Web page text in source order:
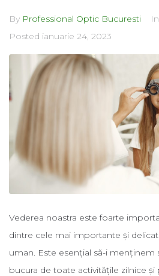
By Professional Optic Bucuresti In
Posted ianuarie 24, 2023
Vederea noastra este foarte
dintre cele mai importante și
uman. Este esențial să-i menținem
bucura de toate activitățile zilnice